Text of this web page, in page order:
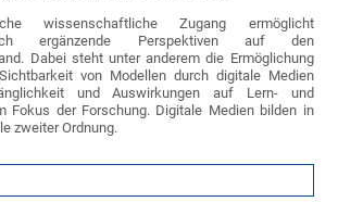
wissenschaftliche Zugang ermöglicht
ergänzende Perspektiven auf den
Dabei steht unter anderem die Ermöglichung
von Modellen durch digitale Medien
und Auswirkungen auf Lern- und
Fokus der Forschung. Digitale Medien bilden in
zweiter Ordnung.